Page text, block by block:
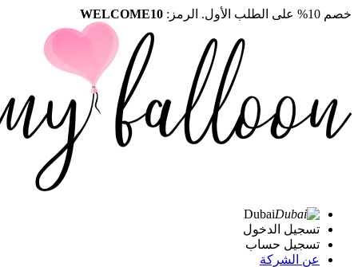
خصم 10% على الطلب الأول. الرمز: WELCOME10
Dubai
تسجيل الدخول
تسجيل حساب
عن الشركة